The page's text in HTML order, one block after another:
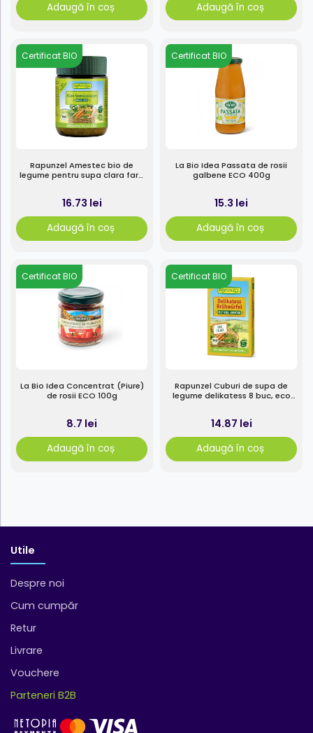
Adaugă în coș Adaugă în coș
Certificat BIO
Rapunzel Amestec bio de
legume pentru supa clara fara
16.73 lei
Adaugă în coș
Certificat BIO
La Bio Idea Passata de rosii
galbene ECO 400g
15.3 lei
Adaugă în coș
Certificat BIO
La Bio Idea Concentrat (Piure)
de rosii ECO 100g
8.7 lei
Adaugă în coș
Certificat BIO
Rapunzel Cuburi de supa de
legume delikatess 8 buc, eco
14.87 lei
Adaugă în coș
Utile
Despre noi
Cum cumpăr
Retur
Livrare
Vouchere
Parteneri B2B